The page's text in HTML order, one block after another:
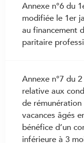
3.27 Congé de
3.28 Allaitement
3.28bis Congé
3.29bis Congé
d’un enfant
santé
3.29ter Congé
de proches
Annexe n°6 du
modifiée le 1er
au financement
paritaire
Annexe n°7 du
relative aux
de
vacances âgés
bénéfice d’un
inférieure à 3